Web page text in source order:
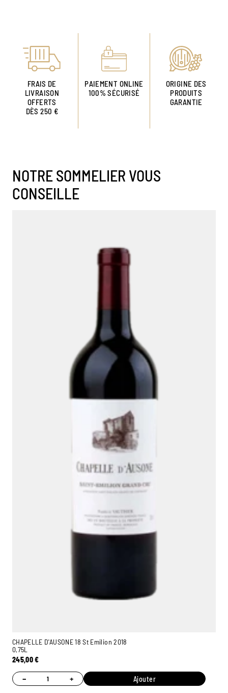
FRAIS DE
LIVRAISON
OFFERTS
DÈS 250 €
PAIEMENT ONLINE
100% SÉCURISÉ
ORIGINE DES
PRODUITS
GARANTIE
NOTRE SOMMELIER VOUS
CONSEILLE
CHAPELLE D'AUSONE 18 St Emilion 2018
0,75L
245,00€
− + Ajouter